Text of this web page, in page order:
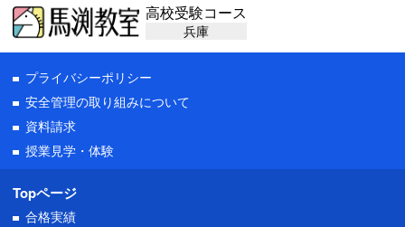
高校受験コース
兵庫
プライバシーポリシー
安全管理の取り組みについて
資料請求
授業見学・体験
Topページ
合格実績